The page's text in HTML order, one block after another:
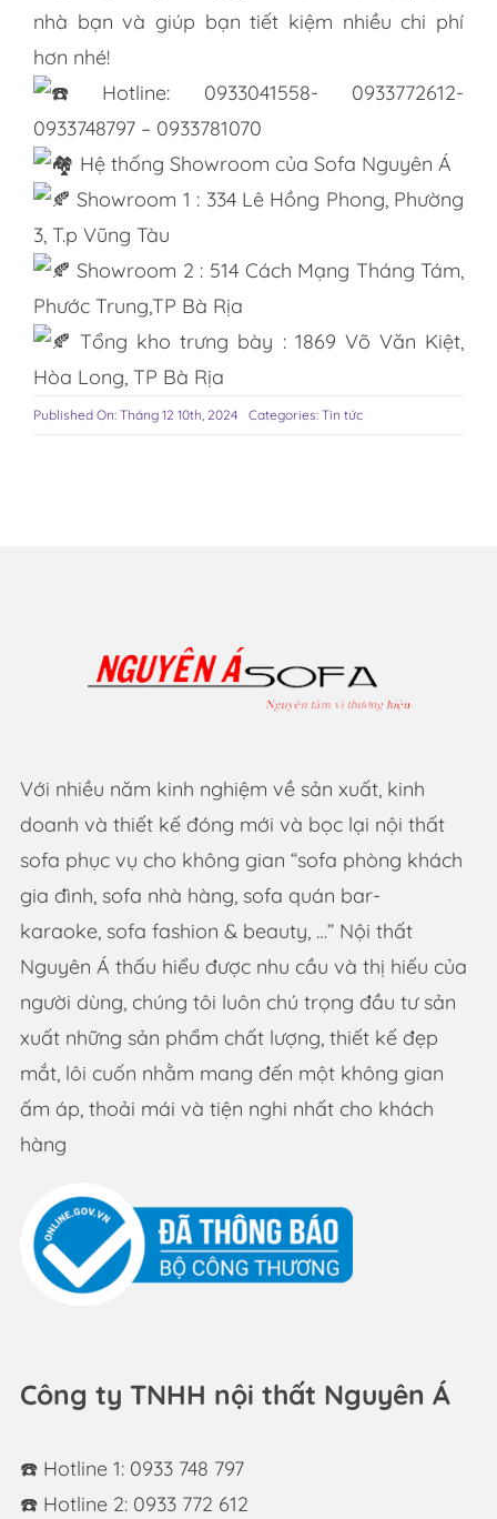
nhà bạn và giúp bạn tiết kiệm nhiều chi phí
hơn nhé!
Hotline: 0933041558- 0933772612-
0933748797 – 0933781070
Hệ thống Showroom của Sofa Nguyên Á
Showroom 1 : 334 Lê Hồng Phong, Phường
3, T.p Vũng Tàu
Showroom 2 : 514 Cách Mạng Tháng Tám,
Phước Trung,TP Bà Rịa
Tổng kho trưng bày : 1869 Võ Văn Kiệt,
Hòa Long, TP Bà Rịa
Published On: Tháng 12 10th, 2024 Categories: Tin tức
Với nhiều năm kinh nghiệm về sản xuất, kinh
doanh và thiết kế đóng mới và bọc lại nội thất
sofa phục vụ cho không gian “sofa phòng khách
gia đình, sofa nhà hàng, sofa quán bar-
karaoke, sofa fashion & beauty, …” Nội thất
Nguyên Á thấu hiểu được nhu cầu và thị hiếu của
người dùng, chúng tôi luôn chú trọng đầu tư sản
xuất những sản phẩm chất lượng, thiết kế đẹp
mắt, lôi cuốn nhằm mang đến một không gian
ấm áp, thoải mái và tiện nghi nhất cho khách
hàng
Công ty TNHH nội thất Nguyên Á
☎️ Hotline 1: 0933 748 797
☎️ Hotline 2: 0933 772 612